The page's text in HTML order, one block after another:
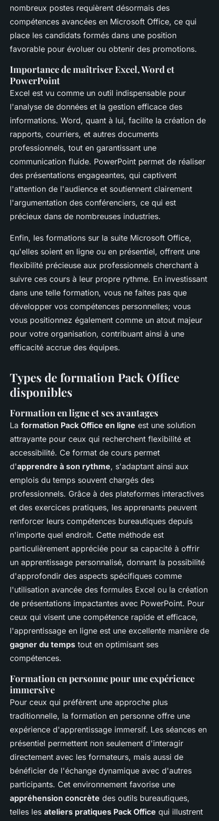
nombreux postes requièrent désormais des
compétences avancées en Microsoft Office, ce qui
place les candidats formés dans une position
favorable pour évoluer ou obtenir des promotions.
Importance de maîtriser Excel, Word et
PowerPoint
Excel est vu comme un outil indispensable pour
l'analyse de données et la gestion efficace des
informations. Word, quant à lui, facilite la création de
rapports, courriers, et autres documents
professionnels, tout en garantissant une
communication fluide. PowerPoint permet de réaliser
des présentations engageantes, qui captivent
l'attention de l'audience et soutiennent clairement
l'argumentation des conférenciers, ce qui est
précieux dans de nombreuses industries.
Enfin, les formations sur la suite Microsoft Office,
qu'elles soient en ligne ou en présentiel, offrent une
flexibilité précieuse aux professionnels cherchant à
suivre ces cours à leur propre rythme. En investissant
dans une telle formation, vous ne faites pas que
développer vos compétences personnelles; vous
vous positionnez également comme un atout majeur
pour votre organisation, contribuant ainsi à une
efficacité accrue des équipes.
Types de formation Pack Office
disponibles
Formation en ligne et ses avantages
La formation Pack Office en ligne est une solution
attrayante pour ceux qui recherchent flexibilité et
accessibilité. Ce format de cours permet
d'apprendre à son rythme, s'adaptant ainsi aux
emplois du temps souvent chargés des
professionnels. Grâce à des plateformes interactives
et des exercices pratiques, les apprenants peuvent
renforcer leurs compétences bureautiques depuis
n'importe quel endroit. Cette méthode est
particulièrement appréciée pour sa capacité à offrir
un apprentissage personnalisé, donnant la possibilité
d'approfondir des aspects spécifiques comme
l'utilisation avancée des formules Excel ou la création
de présentations impactantes avec PowerPoint. Pour
ceux qui visent une compétence rapide et efficace,
l'apprentissage en ligne est une excellente manière de
gagner du temps tout en optimisant ses
compétences.
Formation en personne pour une expérience
immersive
Pour ceux qui préfèrent une approche plus
traditionnelle, la formation en personne offre une
expérience d'apprentissage immersif. Les séances en
présentiel permettent non seulement d'interagir
directement avec les formateurs, mais aussi de
bénéficier de l'échange dynamique avec d'autres
participants. Cet environnement favorise une
appréhension concrète des outils bureautiques,
telles les ateliers pratiques Pack Office qui illustrent